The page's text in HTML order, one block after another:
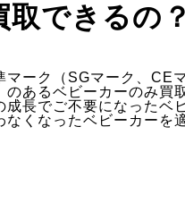
できるの？
マーク（SGマーク、CE
のあるベビーカーのみ買
成長でご不要になったベ
なくなったベビーカーを